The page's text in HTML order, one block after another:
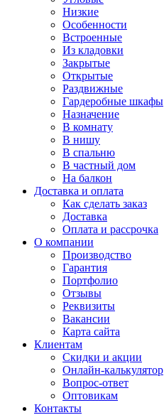
Низкие
Особенности
Встроенные
Из кладовки
Закрытые
Открытые
Раздвижные
Гардеробные шкафы
Назначение
В комнату
В нишу
В спальню
В частный дом
На балкон
Доставка и оплата
Как сделать заказ
Доставка
Оплата и рассрочка
О компании
Производство
Гарантия
Портфолио
Отзывы
Реквизиты
Вакансии
Карта сайта
Клиентам
Скидки и акции
Онлайн-калькулятор
Вопрос-ответ
Оптовикам
Контакты